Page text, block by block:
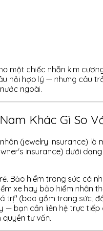
một chiếc nhẫn kim
hỏi hợp lý — nhưng câu
ngoài.
Khác Gì So
(jewelry insurance) là
insurance) dưới
Bảo hiểm trang sức cá
xe hay bảo hiểm nhân
trị" (bao gồm trang sức,
— bạn cần liên hệ trực
tư vấn.